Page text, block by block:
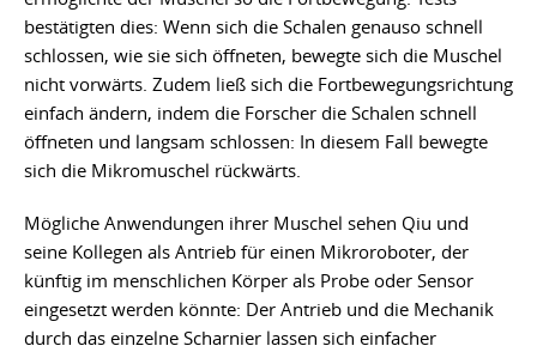
bestätigten dies: Wenn sich die Schalen genauso schnell
schlossen, wie sie sich öffneten, bewegte sich die Muschel
nicht vorwärts. Zudem ließ sich die Fortbewegungsrichtung
einfach ändern, indem die Forscher die Schalen schnell
öffneten und langsam schlossen: In diesem Fall bewegte
sich die Mikromuschel rückwärts.
Mögliche Anwendungen ihrer Muschel sehen Qiu und
seine Kollegen als Antrieb für einen Mikroroboter, der
künftig im menschlichen Körper als Probe oder Sensor
eingesetzt werden könnte: Der Antrieb und die Mechanik
durch das einzelne Scharnier lassen sich einfacher